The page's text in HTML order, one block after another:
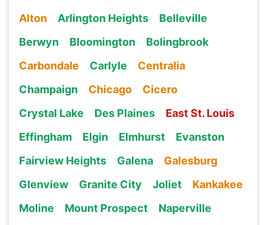
Alton Arlington Heights
Belleville
Berwyn
Bloomington
Bolingbrook
Carbondale
Carlyle
Centralia
Champaign
Chicago
Cicero
Crystal Lake
Des Plaines
East St. Louis
Effingham
Elgin Elmhurst
Evanston
Fairview Heights
Galena
Galesburg
Glenview
Granite City Joliet
Kankakee
Moline
Mount Prospect
Naperville